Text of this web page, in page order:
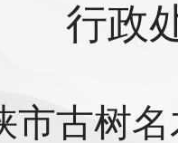
行政
市古树